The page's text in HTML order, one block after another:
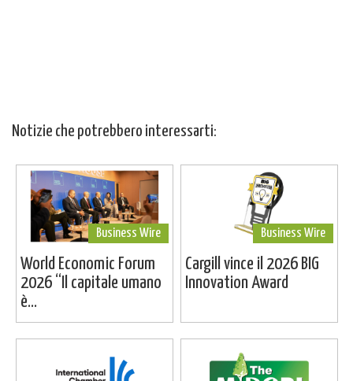
Notizie che potrebbero interessarti:
Business Wire
World Economic Forum
2026 “Il capitale umano
è...
Business Wire
Cargill vince il 2026 BIG
Innovation Award